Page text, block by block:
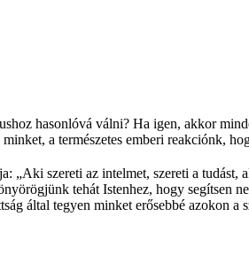
hasonlóvá válni? Ha igen, akkor
a természetes emberi reakciónk,
szereti az intelmet, szereti a
tehát Istenhez, hogy segítsen
által tegyen minket erősebbé azokon a